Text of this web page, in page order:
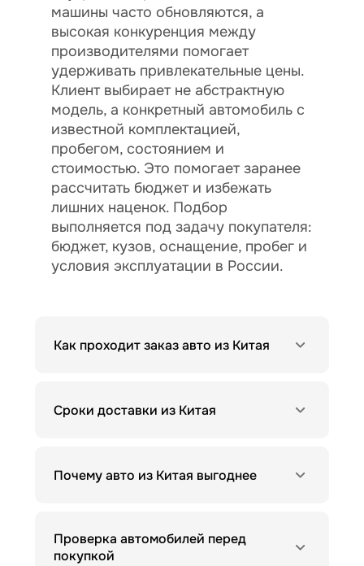
машины часто обновляются, а
высокая конкуренция между
производителями помогает
удерживать привлекательные цены.
Клиент выбирает не абстрактную
модель, а конкретный автомобиль с
известной комплектацией,
пробегом, состоянием и
стоимостью. Это помогает заранее
рассчитать бюджет и избежать
лишних наценок. Подбор
выполняется под задачу покупателя:
бюджет, кузов, оснащение, пробег и
условия эксплуатации в России.
Как проходит заказ авто из Китая
Сроки доставки из Китая
Почему авто из Китая выгоднее
Проверка автомобилей перед
покупкой